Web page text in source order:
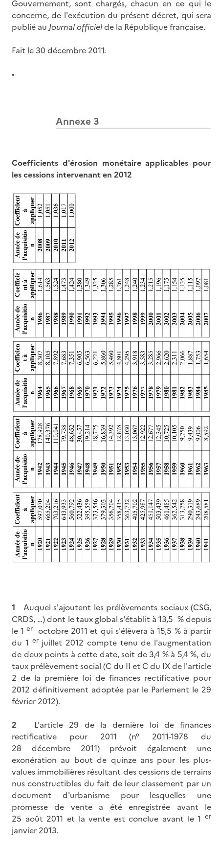
Gouvernement, sont chargés, chacun en ce qui le
concerne, de l'exécution du présent décret, qui sera
publié au Journal officielde la République française.
Fait le 30 décembre 2011.
•
Annexe 3
Coefficients d'érosion monétaire applicables pour
les cessions intervenant en 2012
1 Auquel s'ajoutent les prélèvements sociaux (CSG,
CRDS, …) dont le taux global s'établit à 13,5 % depuis
le 1er octobre 2011 et qui s'élèvera à 15,5 % à partir
du 1 erjuillet 2012 compte tenu de l'augmentation
de deux points à cette date, soit de 3,4 % à 5,4 %, du
taux prélèvement social (C du II et C du IX de l'article
2 de la première loi de finances rectificative pour
2012 définitivement adoptée par le Parlement le 29
février 2012).
2 L'article 29 de la dernière loi de finances
rectificative pour 2011 (n° 2011-1978 du
28 décembre 2011) prévoit également une
exonération au bout de quinze ans pour les plus-
values immobilières résultant des cessions de terrains
nus constructibles du fait de leur classement par un
document d'urbanisme pour lesquelles une
promesse de vente a été enregistrée avant le
25 août 2011 et la vente est conclue avant le 1 er
janvier 2013.